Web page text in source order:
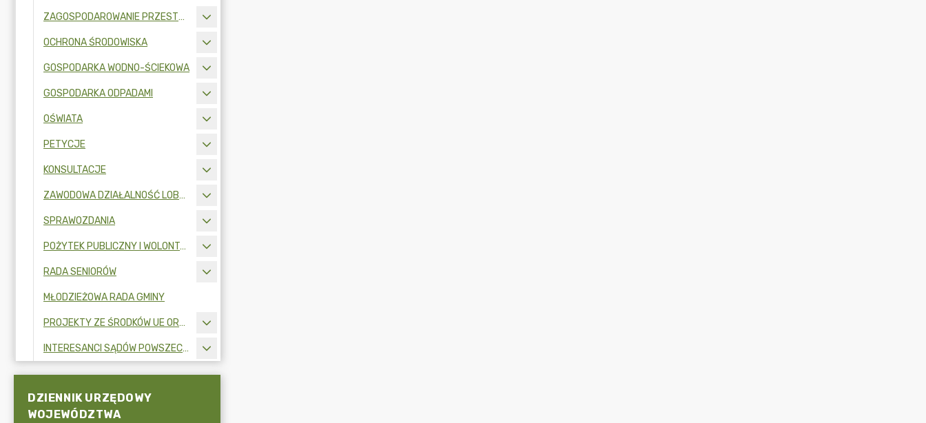
ZAGOSPODAROWANIE PRZESTRZENNE
OCHRONA ŚRODOWISKA
GOSPODARKA WODNO-ŚCIEKOWA
GOSPODARKA ODPADAMI
OŚWIATA
PETYCJE
KONSULTACJE
ZAWODOWA DZIAŁALNOŚĆ LOBBINGOWA
SPRAWOZDANIA
POŻYTEK PUBLICZNY I WOLONTARIAT
RADA SENIORÓW
MŁODZIEŻOWA RADA GMINY
PROJEKTY ZE ŚRODKÓW UE ORAZ FUNDUSZY ZEWNĘTRZNYCH
INTERESANCI SĄDÓW POWSZECHNYCH
DZIENNIK URZĘDOWY
WOJEWÓDZTWA